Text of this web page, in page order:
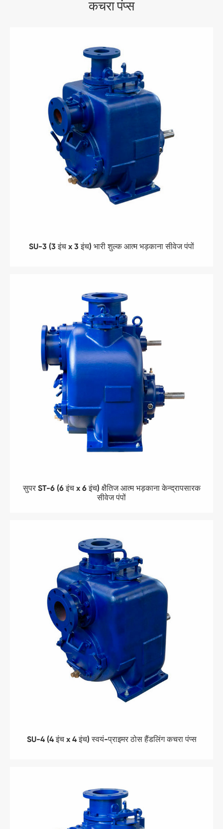
कचरा पंप्स
SU-3 (3 इंच x 3 इंच) भारी शुल्क आत्म भड़काना सीवेज पंपों
सुपर ST-6 (6 इंच x 6 इंच) क्षैतिज आत्म भड़काना केन्द्रापसारक
सीवेज पंपों
SU-4 (4 इंच x 4 इंच) स्वयं-प्राइमर ठोस हैंडलिंग कचरा पंप्स